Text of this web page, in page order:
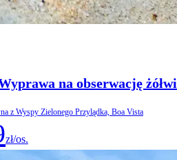
na obserwację żółwi
z Wyspy Zielonego Przylądka, Boa Vista
zł/os.